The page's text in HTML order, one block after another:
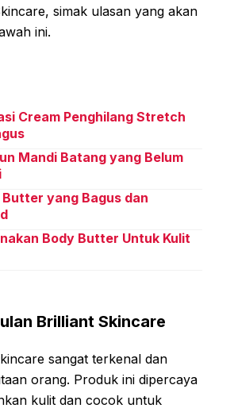
simak ulasan yang akan
ini.
Cream Penghilang Stretch
Mandi Batang yang Belum
Butter yang Bagus dan
Body Butter Untuk Kulit
Brilliant Skincare
sangat terkenal dan
orang. Produk ini dipercaya
kulit dan cocok untuk